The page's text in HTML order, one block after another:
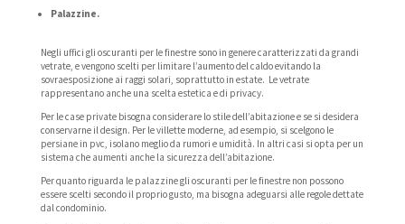
Palazzine.
Negli uffici gli oscuranti per le finestre sono in genere caratterizzati da grandi
vetrate, e vengono scelti per limitare l’aumento del caldo evitando la
sovraesposizione ai raggi solari, soprattutto in estate. Le vetrate
rappresentano anche una scelta estetica e di privacy.
Per le case private bisogna considerare lo stile dell’abitazione e se si desidera
conservarne il design. Per le villette moderne, ad esempio, si scelgono le
persiane in pvc, isolano meglio da rumori e umidità. In altri casi si opta per un
sistema che aumenti anche la sicurezza dell’abitazione.
Per quanto riguarda le palazzine gli oscuranti per le finestre non possono
essere scelti secondo il proprio gusto, ma bisogna adeguarsi alle regole dettate
dal condominio.